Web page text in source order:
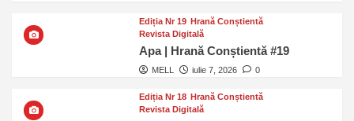
Ediția Nr 19 Hrană Conștientă
Revista Digitală
Apa | Hrană Conștientă #19
MELL iulie 7, 2026 0
Ediția Nr 18 Hrană Conștientă
Revista Digitală